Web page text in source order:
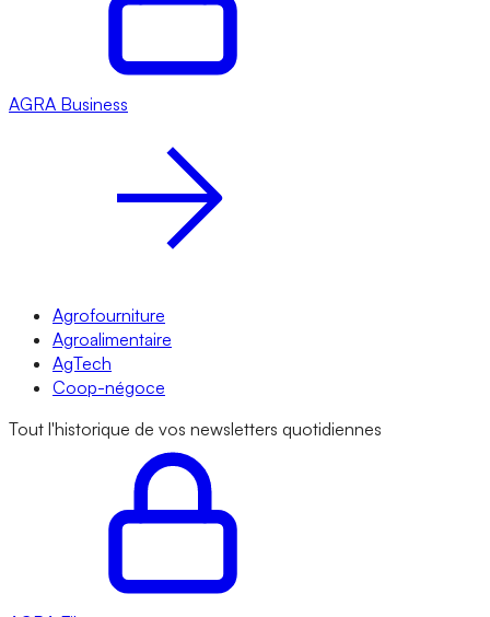
AGRA Business
Agrofourniture
Agroalimentaire
AgTech
Coop-négoce
Tout l'historique de vos newsletters quotidiennes